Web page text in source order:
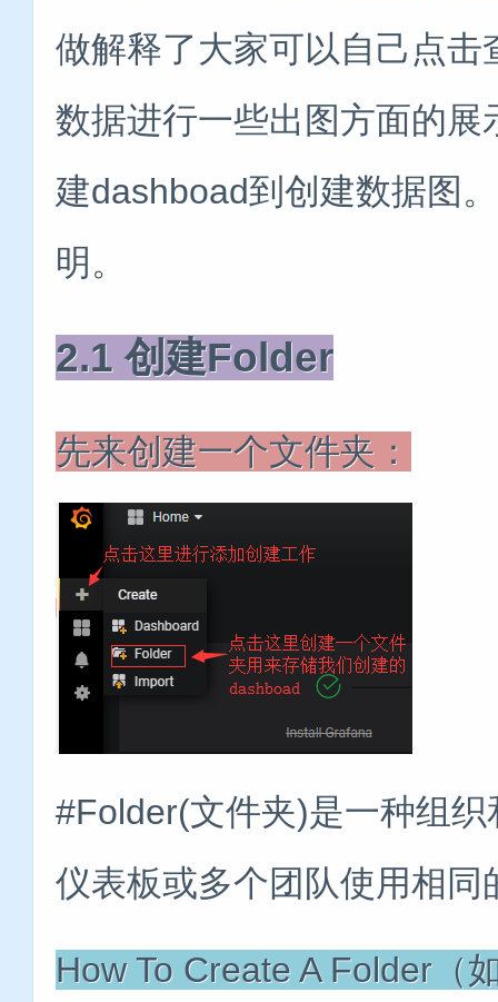
做解释了大家可以自己点
数据进行一些出图方面的
建dashboad到创建数据图
明。
2.1 创建Folder
先来创建一个文件夹：
#Folder(文件夹)是一种组
仪表板或多个团队使用相
How To Create A Folder（